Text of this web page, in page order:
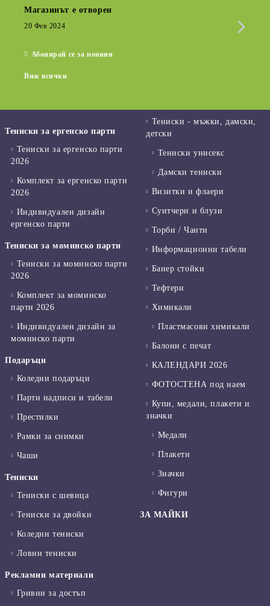
Магазинът е отворен
20 Фев 2024
Абонирай се за новини
Виж всички
Тениски за ергенско парти
Тениски за ергенско парти
2026
Комплект за ергенско парти
2026
Индивидуален дизайн
ергенско парти
Тениски за моминско парти
Тениски за моминско парти
2026
Комплект за моминско
парти 2026
Индивидуален дизайн за
моминско парти
Подаръци
Коледни подаръци
Парти надписи и табели
Престилки
Рамки за снимки
Чаши
Тениски
Тениски с шевица
Тениски за двойки
Коледни тениски
Ловни тениски
Рекламни материали
Гривни за достъп
Тениски - мъжки, дамски,
детски
Тениски унисекс
Дамски тениски
Визитки и флаери
Суитчери и блузи
Торби / Чанти
Информационни табели
Банер стойки
Тефтери
Химикали
Пластмасови химикали
Балони с печат
КАЛЕНДАРИ 2026
ФОТОСТЕНА под наем
Купи, медали, плакети и
значки
Медали
Плакети
Значки
Фигури
ЗА МАЙКИ